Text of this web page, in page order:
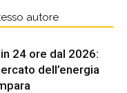
autore
24 ore dal 2026:
dell’energia